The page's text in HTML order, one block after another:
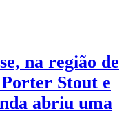
na região de
Stout e
abriu uma